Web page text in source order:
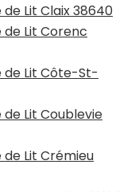
Lit Claix 38640
Lit Corenc
de Lit Côte-St-
Lit Coublevie
Lit Crémieu